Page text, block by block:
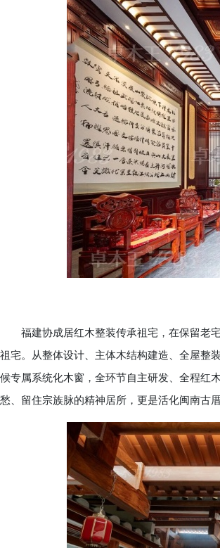
福建协成居红木整装传承祖宅，在保留老宅
祖宅。从整体设计、主体木结构建造、全屋整
候专属系统化木窗，全环节自主研发、全程红
愁、留住宗族脉的精神居所，更是活化闽南古